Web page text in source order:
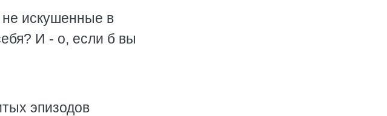
искушенные в
И - о, если б вы
эпизодов